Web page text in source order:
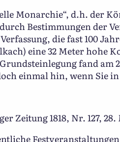
Monarchie“, d.h. der
Bestimmungen der
die fast 100
eine 32 Meter hohe
fand am
einmal hin, wenn Sie
Zeitung 1818, Nr. 127, 28.